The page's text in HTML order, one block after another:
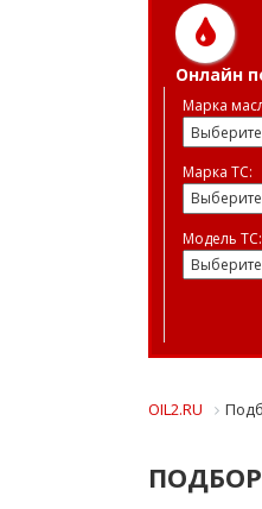
Онлайн
Марка
Марка ТС:
Модель ТС:
OIL2.RU
ПОДБОР